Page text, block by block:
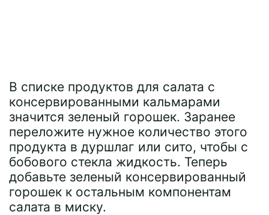
В списке продуктов для салата с
консервированными кальмарами
значится зеленый горошек. Заранее
переложите нужное количество этого
продукта в дуршлаг или сито, чтобы с
бобового стекла жидкость. Теперь
добавьте зеленый консервированный
горошек к остальным компонентам
салата в миску.